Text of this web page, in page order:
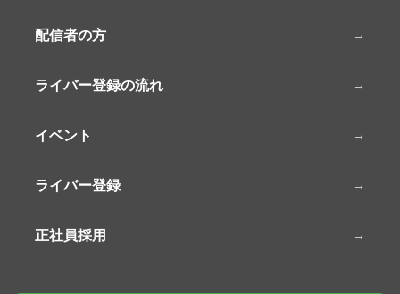
配信者の方
ライバー登録の流れ
イベント
ライバー登録
正社員採用